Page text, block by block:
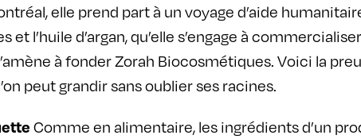
elle prend part à un voyage d’aide
l’huile d’argan, qu’elle s’engage à
à fonder Zorah Biocosmétiques. Voici la
peut grandir sans oublier ses racines.
Comme en alimentaire, les ingrédients d’un